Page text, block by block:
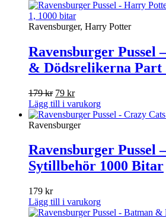
Ravensburger, Harry Potter
Ravensburger Pussel
& Dödsrelikerna Part
179kr Det
ursprungliga
priset
var:
79 krDet
nuvarande
priset
är:
Lägg till i varukorg
Ravensburger
Ravensburger Pussel
Sytillbehör 1000 Bitar
179 kr
Lägg till i varukorg